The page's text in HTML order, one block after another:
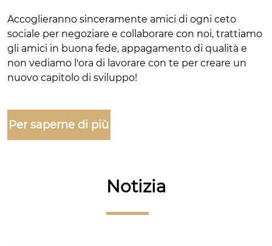
Accoglieranno sinceramente amici di ogni ceto
sociale per negoziare e collaborare con noi, trattiamo
gli amici in buona fede, appagamento di qualità e
non vediamo l'ora di lavorare con te per creare un
nuovo capitolo di sviluppo!
Per saperne di più
Notizia